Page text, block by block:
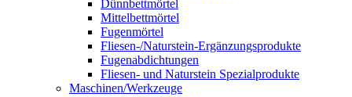
Dünnbettmörtel
Mittelbettmörtel
Fugenmörtel
Fliesen-/Naturstein-Ergänzungsprodukte
Fugenabdichtungen
Fliesen- und Naturstein Spezialprodukte
Maschinen/Werkzeuge